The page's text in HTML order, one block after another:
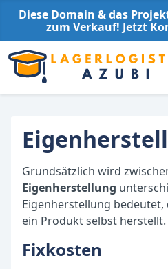
Diese Domain & das
zum Verkauf! Jetzt
Grundsätzlich wird
Eigenherstellung
Eigenherstellung
ein Produkt selbst herstellt.
Fixkosten